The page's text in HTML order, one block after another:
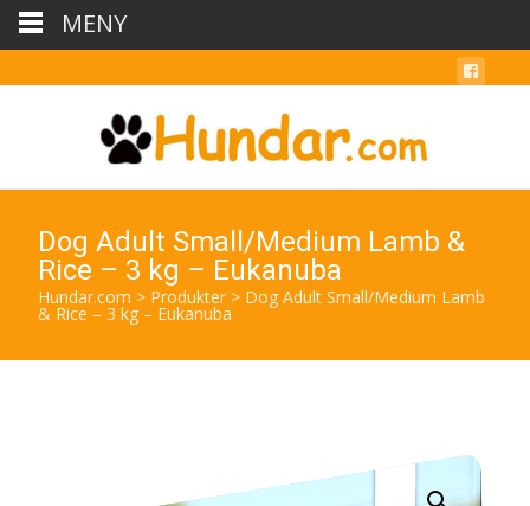
Dog Adult Small/Medium Lamb &
Rice – 3 kg – Eukanuba
Hundar.com > Produkter > Dog Adult Small/Medium Lamb
& Rice – 3 kg – Eukanuba
MENY